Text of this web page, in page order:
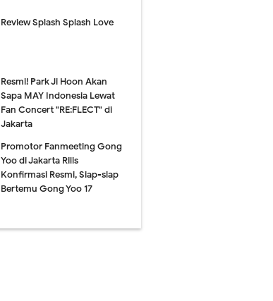
Review Splash Splash Love
Resmi! Park Ji Hoon Akan
Sapa MAY Indonesia Lewat
Fan Concert "RE:FLECT" di
Jakarta
Promotor Fanmeeting Gong
Yoo di Jakarta Rilis
Konfirmasi Resmi, Siap-siap
Bertemu Gong Yoo 17